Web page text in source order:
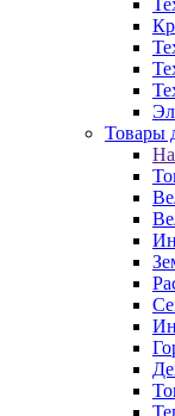
Товары